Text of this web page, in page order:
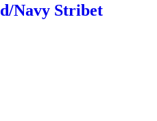
Navy Stribet